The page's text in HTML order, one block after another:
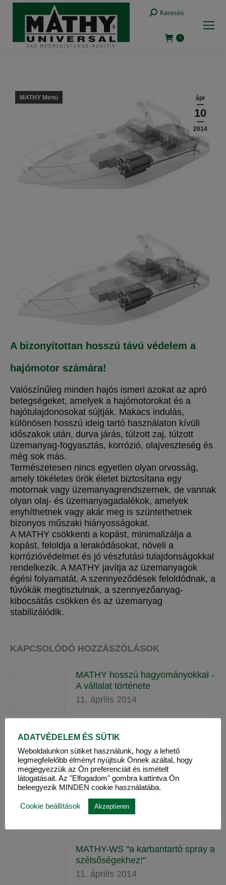
Keresés:
Keresés
0
ápr
10
2014
MATHY Menü
A bizonyítottan hosszú távú védelem a
hajómotor számára!
Valószínűleg minden hajós ismeri azokat az apró
betegségeket, amelyek a hajómotorokat és a
hajótulajdonosokat sújtják. Makacs indulás,
különösen hosszú ideig tartó használaton kívüli
időszakok után, durva járás, túlzott zaj, túlzott
üzemanyag-fogyasztás, korrózió, olajveszteség és
még sok más.
Természetesen nincs egyetlen olyan orvosság,
amely tökéletes örök életet biztosítana egy
motornak vagy üzemanyagrendszernek, de vannak
olyan olaj- és üzemanyagadalékok, amelyek
enyhíthetnek vagy akár meg is szüntethetnek
bizonyos műszaki hiányosságokat.
A MATHY csökkenti a kopást, minimalizálja a
kopást, feloldja a lerakódásokat, növeli a
korrózióvédelmet és jó vészfutási tulajdonságokkal
rendelkezik. A MATHY javítja az üzemanyagok
égési folyamatát. A szennyeződések feloldódnak, a
fúvókák megtisztulnak, a szennyezőanyag-
kibocsátás csökken és az üzemanyag
stabilizálódik.
KAPCSOLÓDÓ HOZZÁSZÓLÁSOK
MATHY hosszú hagyományokkal -
A vállalat története
11. április 2014
MATHY® hosszú hagyományokkal
11. április 2014
TEC 12 - "a terepjáró festékvédő"
11. április 2014
MATHY-WS "a karbantartó spray a
szélsőségekhez!"
11. április 2014
ADATVÉDELEM ÉS SÜTIK
Weboldalunkon sütiket használunk, hogy a lehető
legmegfelelőbb élményt nyújtsuk Önnek azáltal, hogy
megjegyezzük az Ön preferenciáit és ismételt
látogatásait. Az "Elfogadom" gombra kattintva Ön
beleegyezik MINDEN cookie használatába.
Cookie beállítások Akzeptieren